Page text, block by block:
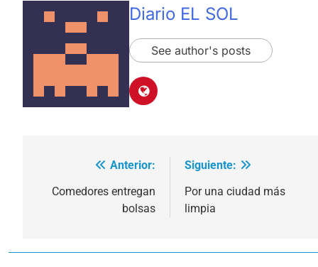
Diario EL SOL
See author's posts
Navegación
de
Anterior:
Comedores entregan
bolsas
Siguiente:
Por una ciudad más
limpia